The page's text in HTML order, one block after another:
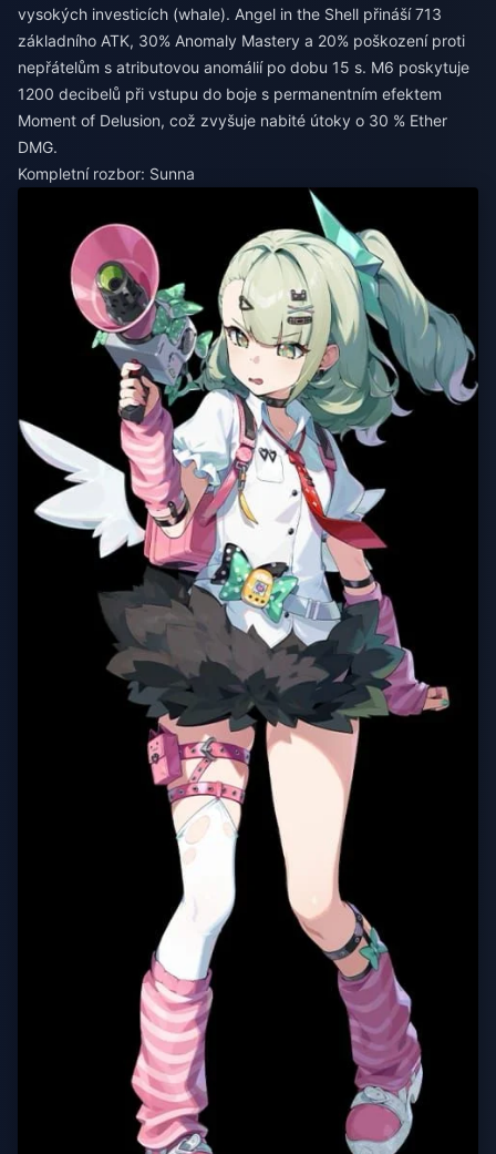
vysokých investicích (whale). Angel in the Shell přináší 713
základního ATK, 30% Anomaly Mastery a 20% poškození proti
nepřátelům s atributovou anomálií po dobu 15 s. M6 poskytuje
1200 decibelů při vstupu do boje s permanentním efektem
Moment of Delusion, což zvyšuje nabité útoky o 30 % Ether
DMG.
Kompletní rozbor: Sunna